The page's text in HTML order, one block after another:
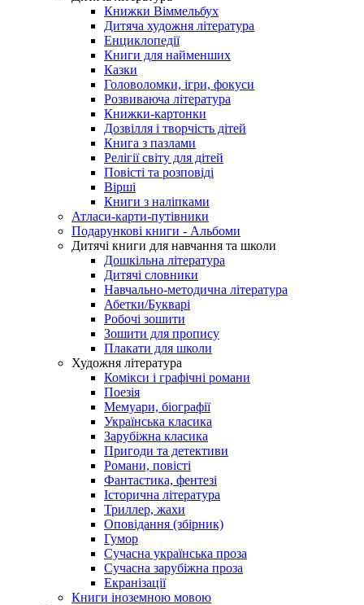
Книжки Віммельбух
Дитяча художня література
Енциклопедії
Книги для найменших
Казки
Головоломки, ігри, фокуси
Розвиваюча література
Книжки-картонки
Дозвілля і творчість дітей
Книга з пазлами
Релігії світу для дітей
Повісті та розповіді
Вірші
Книги з наліпками
Атласи-карти-путівники
Подарункові книги - Альбоми
Дитячі книги для навчання та школи
Дошкільна література
Дитячі словники
Навчально-методична література
Абетки/Букварі
Робочі зошити
Зошити для пропису
Плакати для школи
Художня література
Комікси і графічні романи
Поезія
Мемуари, біографії
Українська класика
Зарубіжна класика
Пригоди та детективи
Романи, повісті
Фантастика, фентезі
Історична література
Триллер, жахи
Оповідання (збірник)
Гумор
Сучасна українська проза
Сучасна зарубіжна проза
Екранізації
Книги іноземною мовою